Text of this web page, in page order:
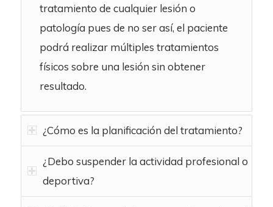
tratamiento de cualquier lesión o
patología pues de no ser así, el paciente
podrá realizar múltiples tratamientos
físicos sobre una lesión sin obtener
resultado.
¿Cómo es la planificación del tratamiento?
¿Debo suspender la actividad profesional o
deportiva?